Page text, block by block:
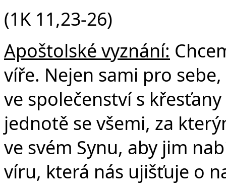
(1K 11,23-26)
Apoštolské vyznání:
víře. Nejen sami pro
ve společenství s
jednotě se všemi, za
ve svém Synu, aby jim
víru, která nás ujišťuje o